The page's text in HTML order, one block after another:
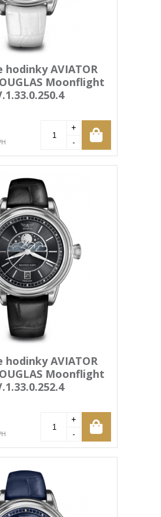
hodinky AVIATOR
Moonflight
+
-
hodinky AVIATOR
Moonflight
+
-